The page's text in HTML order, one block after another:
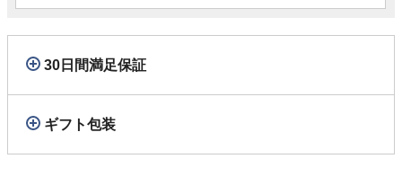
30日間満足保証
ギフト包装